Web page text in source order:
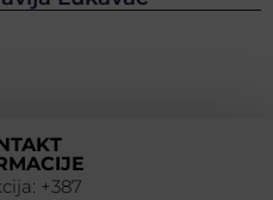
+387